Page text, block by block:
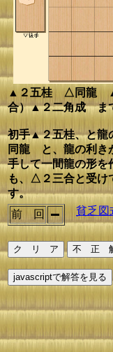
▲２五桂 △同龍 ▲
合）▲２二角成 ま
初手▲２五桂、と龍
同龍 と、龍の利き
手して一間龍の形
も、△２三合と受
す。
前 回
貧乏図